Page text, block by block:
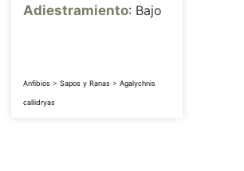
Adiestramiento: Bajo
Anfibios> Sapos y Ranas> Agalychnis
callidryas